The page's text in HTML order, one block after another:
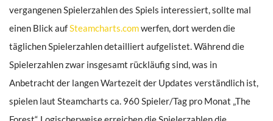
vergangenen Spielerzahlen des Spiels interessiert, sollte mal
einen Blick aufSteamcharts.comwerfen, dort werden die
täglichen Spielerzahlen detailliert aufgelistet. Während die
Spielerzahlen zwar insgesamt rückläufig sind, was in
Anbetracht der langen Wartezeit der Updates verständlich ist,
spielen laut Steamcharts ca. 960 Spieler/Tag pro Monat „The